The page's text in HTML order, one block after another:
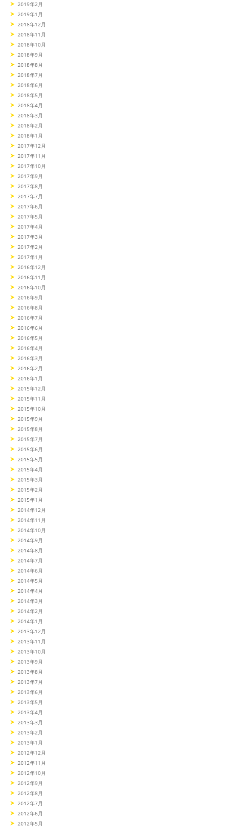
2019年2月
2019年1月
2018年12月
2018年11月
2018年10月
2018年9月
2018年8月
2018年7月
2018年6月
2018年5月
2018年4月
2018年3月
2018年2月
2018年1月
2017年12月
2017年11月
2017年10月
2017年9月
2017年8月
2017年7月
2017年6月
2017年5月
2017年4月
2017年3月
2017年2月
2017年1月
2016年12月
2016年11月
2016年10月
2016年9月
2016年8月
2016年7月
2016年6月
2016年5月
2016年4月
2016年3月
2016年2月
2016年1月
2015年12月
2015年11月
2015年10月
2015年9月
2015年8月
2015年7月
2015年6月
2015年5月
2015年4月
2015年3月
2015年2月
2015年1月
2014年12月
2014年11月
2014年10月
2014年9月
2014年8月
2014年7月
2014年6月
2014年5月
2014年4月
2014年3月
2014年2月
2014年1月
2013年12月
2013年11月
2013年10月
2013年9月
2013年8月
2013年7月
2013年6月
2013年5月
2013年4月
2013年3月
2013年2月
2013年1月
2012年12月
2012年11月
2012年10月
2012年9月
2012年8月
2012年7月
2012年6月
2012年5月